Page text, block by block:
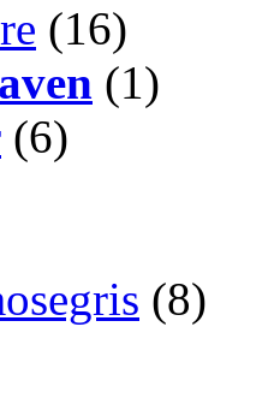
(16)
(1)
(6)
(8)